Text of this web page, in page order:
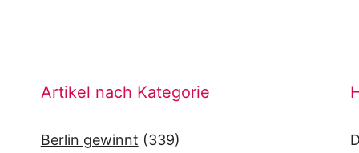
Artikel nach Kategorie
Berlin gewinnt (339)